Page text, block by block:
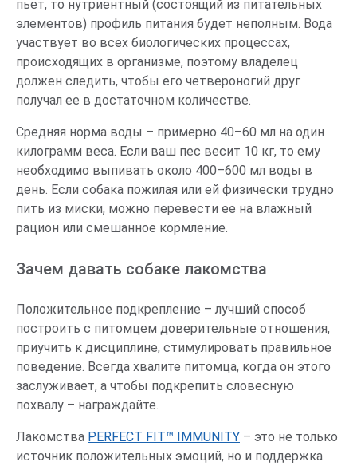
пьет, то нутриентный (состоящий из питательных
элементов) профиль питания будет неполным. Вода
участвует во всех биологических процессах,
происходящих в организме, поэтому владелец
должен следить, чтобы его четвероногий друг
получал ее в достаточном количестве.
Средняя норма воды – примерно 40–60 мл на один
килограмм веса. Если ваш пес весит 10 кг, то ему
необходимо выпивать около 400–600 мл воды в
день. Если собака пожилая или ей физически трудно
пить из миски, можно перевести ее на влажный
рацион или смешанное кормление.
Зачем давать собаке лакомства
Положительное подкрепление – лучший способ
построить с питомцем доверительные отношения,
приучить к дисциплине, стимулировать правильное
поведение. Всегда хвалите питомца, когда он этого
заслуживает, а чтобы подкрепить словесную
похвалу – награждайте.
Лакомства PERFECT FIT™ IMMUNITY – это не только
источник положительных эмоций, но и поддержка